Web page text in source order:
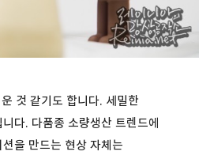
것 같기도 합니다. 세밀한
다. 다품종 소량생산 트렌드에
을 만드는 현상 자체는